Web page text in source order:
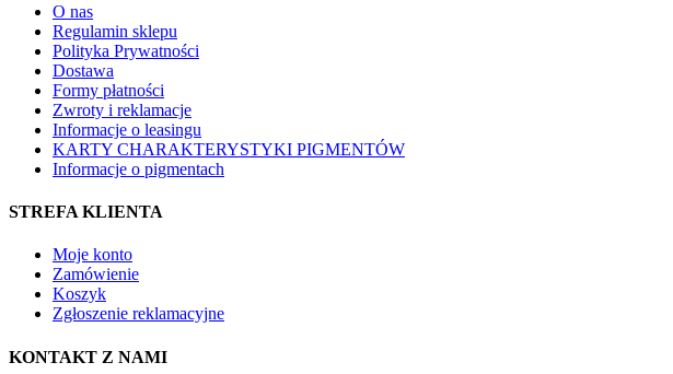
O nas
Regulamin sklepu
Polityka Prywatności
Dostawa
Formy płatności
Zwroty i reklamacje
Informacje o leasingu
KARTY CHARAKTERYSTYKI PIGMENTÓW
Informacje o pigmentach
STREFA KLIENTA
Moje konto
Zamówienie
Koszyk
Zgłoszenie reklamacyjne
KONTAKT Z NAMI